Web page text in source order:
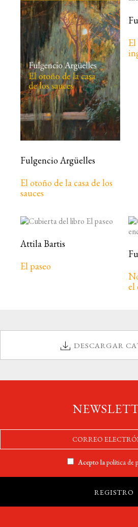
Fulgencio Argüelles
El otoño de la casa de los
sauces
Attila Bartis
El paseo
el
DESCARGAR
Acepto lapolítica de